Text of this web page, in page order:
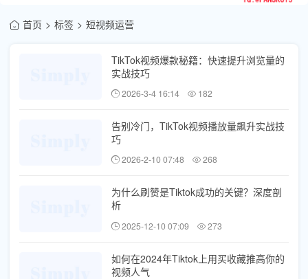
首页 标签 短视频运营
TikTok视频爆款秘籍：快速提升浏览量的
实战技巧
2026-3-4 16:14 182
告别冷门，TikTok视频播放量飙升实战技
巧
2026-2-10 07:48 268
为什么刷赞是Tiktok成功的关键？深度剖
析
2025-12-10 07:09 273
如何在2024年Tiktok上用买收藏推高你的
视频人气